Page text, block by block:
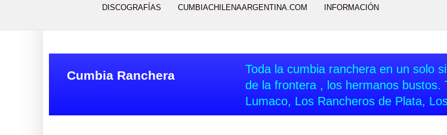
DISCOGRAFÍAS CUMBIACHILENAARGENTINA.COM INFORMACIÓN
Cumbia Ranchera
Toda la cumbia ranchera en un solo
de la frontera , los hermanos bustos.
Lumaco, Los Rancheros de Plata,